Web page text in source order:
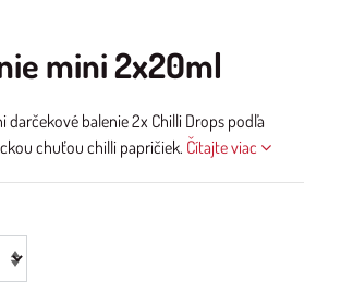
mini 2x20ml
darčekové balenie 2x Chilli Drops podľa
chuťou chilli papričiek. Čítajte viac